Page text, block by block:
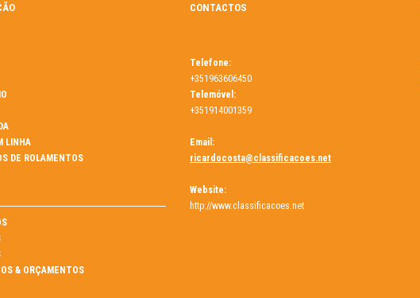
LINHA
DE ROLAMENTOS
& ORÇAMENTOS
CONTACTOS
Telefone:
+351963606450
Telemóvel:
+351914001359
Email:
ricardocosta@classificacoes.net
Website:
http://www.classificacoes.net